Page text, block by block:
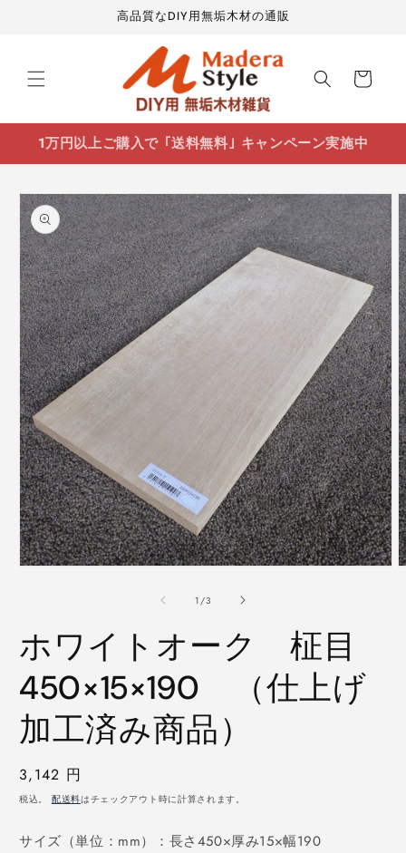
高品質なDIY用無垢木材の通販
ー
1万円以上ご購入で ｢送料無料｣ キャンペーン実施中
商品情
報にス
キップ
で
メ
ィ
(1)
を
く
1 /の
3
ホワイトオーク 柾目
450×15×190 （仕上げ
加工済み商品）
通
常
格
3,142 円
税込。 配送料はチェックアウト時に計算されます。
サイズ（単位：mm）：長さ450×厚み15×幅190